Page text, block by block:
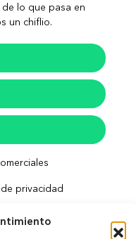
lo que pasa en
un chiflio.
privacidad